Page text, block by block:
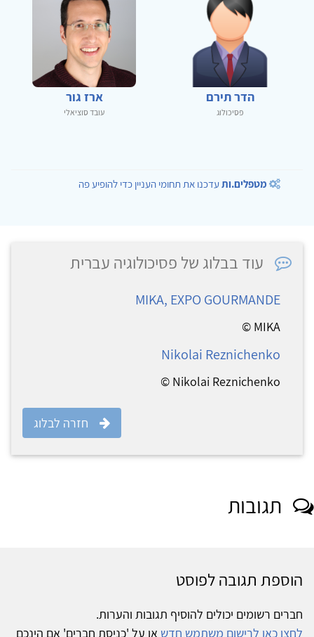
הדר תירם
פסיכולוג
ארז גור
עובד סוציאלי
מטפלים.ותעדכנו את תחומי העניין כדי להופיע פה
עוד בבלוג של פסיכולוגיה עברית
MIKA, EXPO GOURMANDE
MIKA ©
Nikolai Reznichenko
Nikolai Reznichenko ©
חזרה לבלוג
תגובות
הוספת תגובה לפוסט
חברים רשומים יכולים להוסיף תגובות והערות.
לחצו כאן לרישום משתמש חדש או על 'כניסת חברים' אם הינכם